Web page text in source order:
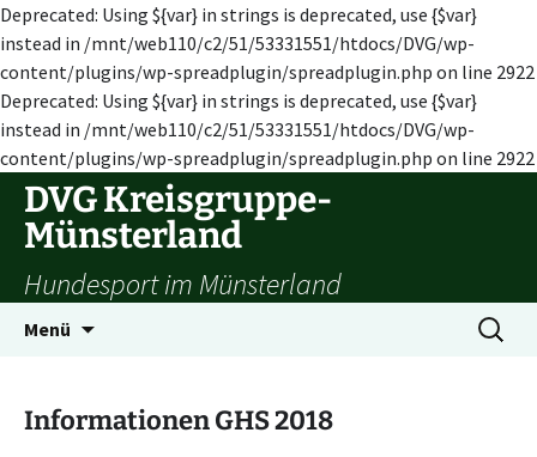
Deprecated: Using ${var} in strings is deprecated, use {$var}
instead in /mnt/web110/c2/51/53331551/htdocs/DVG/wp-
content/plugins/wp-spreadplugin/spreadplugin.php on line 2922
Deprecated: Using ${var} in strings is deprecated, use {$var}
instead in /mnt/web110/c2/51/53331551/htdocs/DVG/wp-
content/plugins/wp-spreadplugin/spreadplugin.php on line 2922
Zum
Inhalt
springen
DVG Kreisgruppe-
Münsterland
Hundesport im Münsterland
Menü
Suchen
nach:
Informationen GHS 2018